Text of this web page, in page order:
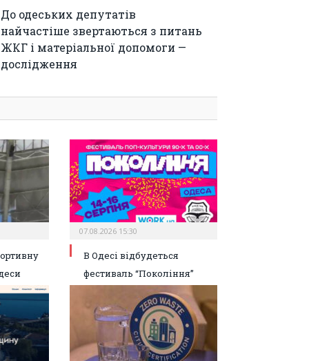
До одеських депутатів
найчастіше звертаються з питань
ЖКГ і матеріальної допомоги —
дослідження
07.08.2026 15:30
В Одесі відбудеться
фестиваль “Покоління”